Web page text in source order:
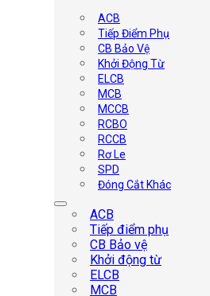
ACB
Tiếp Điểm Phụ
CB Bảo Vệ
Khởi Động Từ
ELCB
MCB
MCCB
RCBO
RCCB
Rơ Le
SPD
Đóng Cắt Khác
ACB
Tiếp điểm phụ
CB Bảo vệ
Khởi động từ
ELCB
MCB